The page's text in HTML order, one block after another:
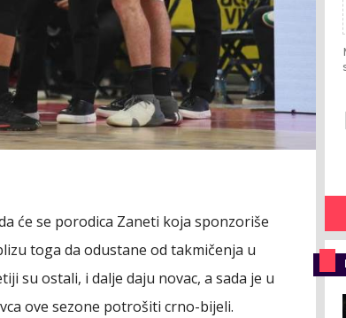
će se porodica Zaneti koja sponzoriše
toga da odustane od takmičenja u
su ostali, i dalje daju novac, a sada je u
ove sezone potrošiti crno-bijeli.